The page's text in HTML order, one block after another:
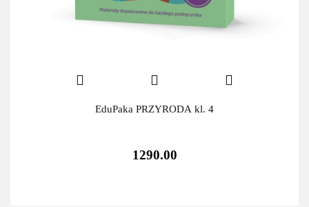
EduPaka PRZYRODA kl. 4
1290.00